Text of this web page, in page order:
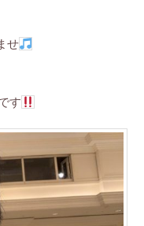
せ
す